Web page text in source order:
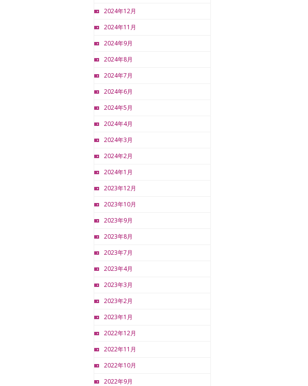
2024年12月
2024年11月
2024年9月
2024年8月
2024年7月
2024年6月
2024年5月
2024年4月
2024年3月
2024年2月
2024年1月
2023年12月
2023年10月
2023年9月
2023年8月
2023年7月
2023年4月
2023年3月
2023年2月
2023年1月
2022年12月
2022年11月
2022年10月
2022年9月